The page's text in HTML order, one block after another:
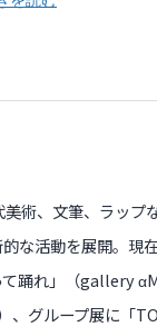
術、文筆、ラップ
な活動を展開。現
踊れ」（gallery
、グループ展に「